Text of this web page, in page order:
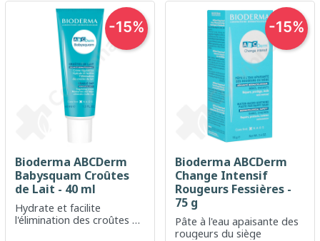
Bioderma ABCDerm
Babysquam Croûtes
de Lait - 40 ml
Hydrate et facilite
l'élimination des croûtes de
-15%
Bioderma ABCDerm
Change Intensif
Rougeurs Fessières -
75 g
Pâte à l'eau apaisante des
rougeurs du siège
-15%